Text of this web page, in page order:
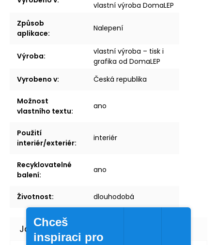
vlastní výroba DomaLEP
Způsob
aplikace:
Nalepení
Výroba:
vlastní výroba – tisk i
grafika od DomaLEP
Vyrobeno v: Česká republika
Možnost
vlastního textu:
ano
Použití
interiér/exteriér:
interiér
Recyklovatelné
balení:
ano
Životnost: dlouhodobá
Chceš
inspiraci pro